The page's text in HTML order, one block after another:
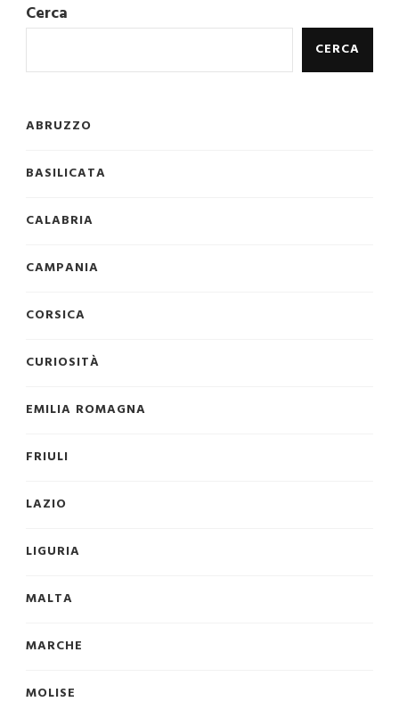
Cerca
CERCA
ABRUZZO
BASILICATA
CALABRIA
CAMPANIA
CORSICA
CURIOSITÀ
EMILIA ROMAGNA
FRIULI
LAZIO
LIGURIA
MALTA
MARCHE
MOLISE